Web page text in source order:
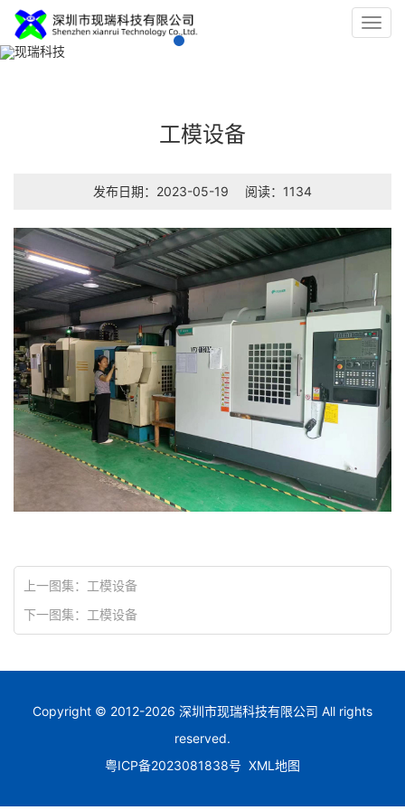
工模设备
发布日期：2023-05-19 阅读：1134
上一图集： 工模设备
下一图集： 工模设备
Copyright © 2012-2026 深圳市现瑞科技有限公司 All rights
reserved.
粤ICP备2023081838号 XML地图